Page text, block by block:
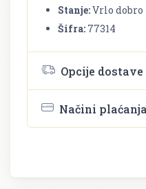
Stanje:Vrlo dobro
Šifra: 77314
Opcije dostave
Načini plaćanja